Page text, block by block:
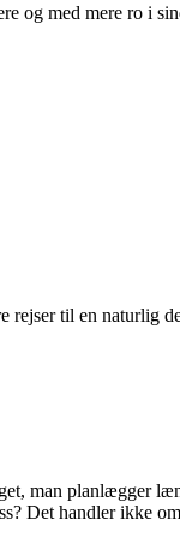
og med mere ro i
rejser til en naturlig
man planlægger
Det handler ikke